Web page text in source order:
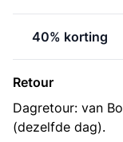
40% korting
Retour
Dagretour: van
(dezelfde dag).